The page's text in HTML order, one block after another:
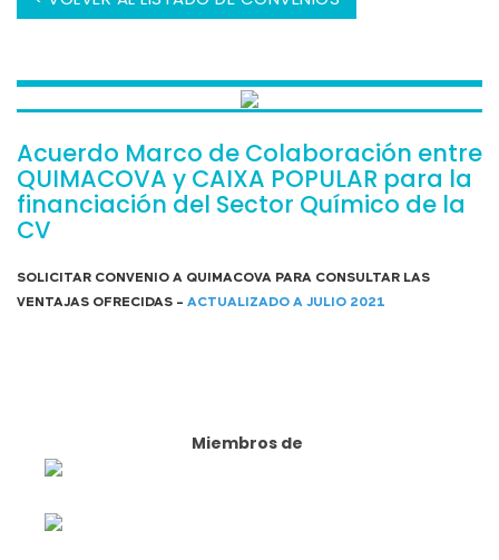
Acuerdo Marco de Colaboración entre
QUIMACOVA y CAIXA POPULAR para la
financiación del Sector Quí­mico de la
CV
SOLICITAR CONVENIO A QUIMACOVA PARA CONSULTAR LAS
VENTAJAS OFRECIDAS - ACTUALIZADO A JULIO 2021
Miembros de